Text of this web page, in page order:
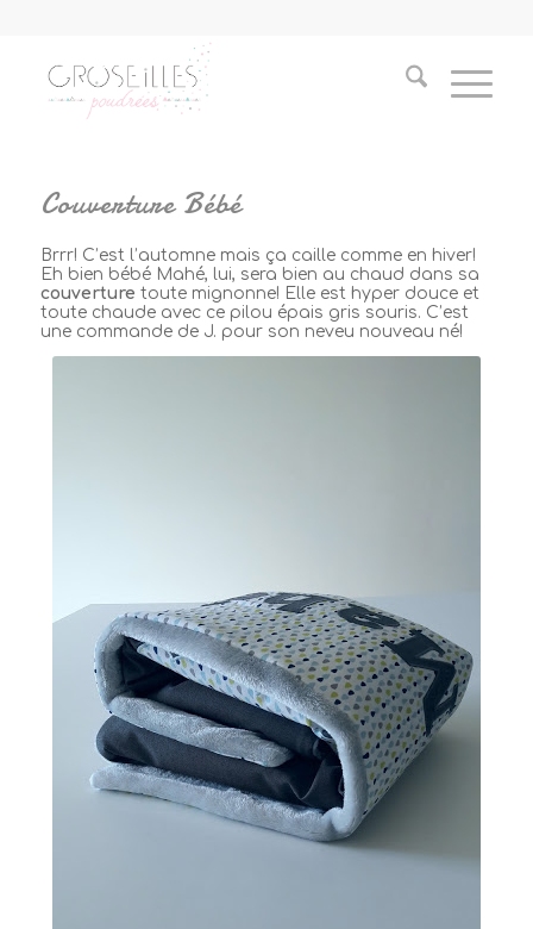
Couverture Bébé
Brrr! C’est l’automne mais ça caille comme en hiver!
Eh bien bébé Mahé, lui, sera bien au chaud dans sa
couverture toute mignonne! Elle est hyper douce et
toute chaude avec ce pilou épais gris souris. C’est
une commande de J. pour son neveu nouveau né!